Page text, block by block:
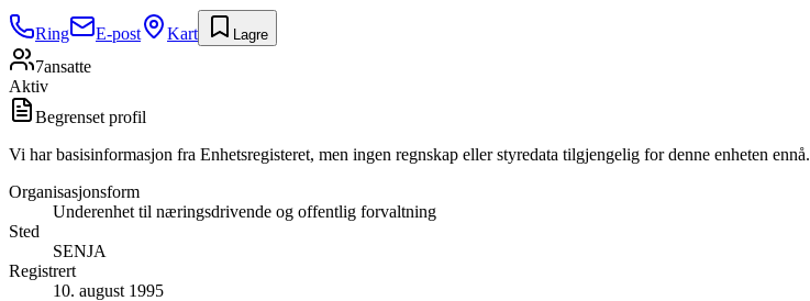
Ring E-post Kart Lagre
7ansatte
Aktiv
Begrenset profil
Vi har basisinformasjon fra Enhetsregisteret, men ingen regnskap eller styredata tilgjengelig for denne enheten ennå.
Organisasjonsform
Underenhet til næringsdrivende og offentlig forvaltning
Sted
SENJA
Registrert
10. august 1995